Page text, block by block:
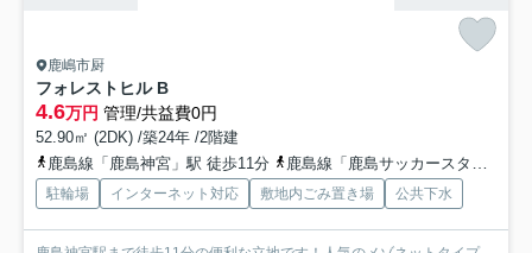
鹿嶋市厨
フォレストヒル B
4.6万円 管理/共益費0円
52.90㎡ (2DK) /築24年 /2階建
鹿島線「鹿島神宮」駅 徒歩11分
鹿島線「鹿島サッカースタジア」駅 徒歩31分
駐輪場 インターネット対応 敷地内ごみ置き場 公共下水